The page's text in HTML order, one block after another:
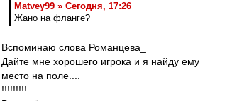
Matvey99 » Сегодня, 17:26
Жано на фланге?
Вспоминаю слова Романцева_
Дайте мне хорошего игрока и я найду ему
место на поле....
!!!!!!!!!